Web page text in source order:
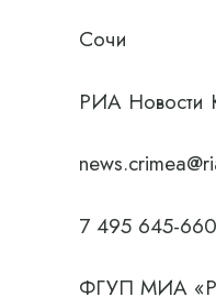
Сочи
РИА Новости
7 495 645-
ФГУП МИА